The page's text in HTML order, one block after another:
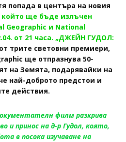
попада в центъра на новия
ще бъде излъчен
Geographic и National
от 21 часа. „ДЖЕЙН ГУДОЛ:
трите световни премиери,
ще отпразнува 50-
на Земята, подарявайки на
най-доброто предстои и
действия.
филм разкрива
и принос на д-р Гудол, която,
в посока изучаване на